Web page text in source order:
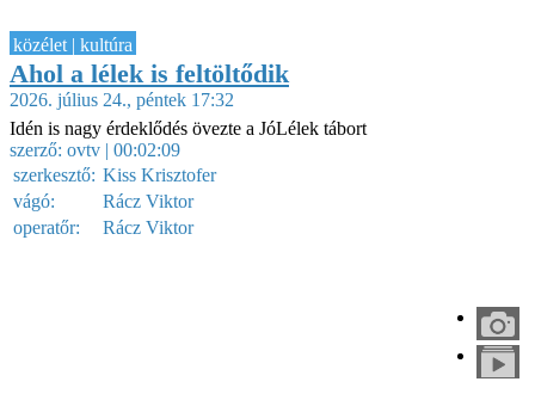
közélet | kultúra
Ahol a lélek is feltöltődik
2026. július 24., péntek 17:32
Idén is nagy érdeklődés övezte a JóLélek tábort
szerző: ovtv | 00:02:09
szerkesztő: Kiss Krisztofer
vágó:
Rácz Viktor
operatőr:
Rácz Viktor